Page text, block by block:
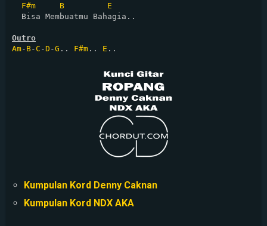
F#m
B
E
  Bisa Membuatmu Bahagia..
Outro
Am- B-C -D -G .. F#m .. E
Kumpulan Kord Denny Caknan
Kumpulan Kord NDX AKA